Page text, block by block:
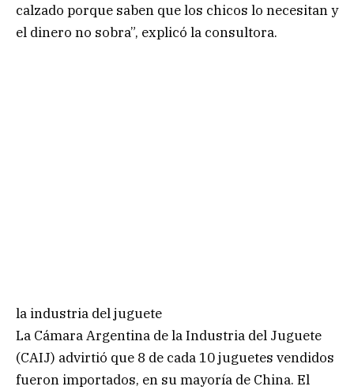
calzado porque saben que los chicos lo necesitan y
el dinero no sobra”, explicó la consultora.
la industria del juguete
La Cámara Argentina de la Industria del Juguete
(CAIJ) advirtió que 8 de cada 10 juguetes vendidos
fueron importados, en su mayoría de China. El